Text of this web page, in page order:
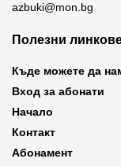
azbuki@mon.bg
Полезни
Къде можете да
Вход за абонати
Начало
Контакт
Абонамент